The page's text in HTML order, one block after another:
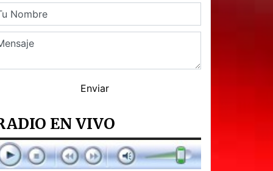
EN VIVO